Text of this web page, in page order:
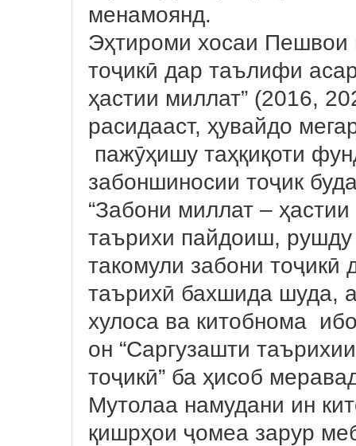
менамоянд.
Эҳтироми хосаи Пешвои
тоҷикӣ дар таълифи
ҳастии миллат” (2016,
расидааст, ҳувайдо
пажӯҳишу таҳқиқоти
забоншиносии тоҷик
“Забони миллат –
таърихи пайдоиш,
такомули забони тоҷикӣ
таърихӣ бахшида шуда,
хулоса ва китобнома
он “Саргузашти
тоҷикӣ” ба ҳисоб
Мутолаа намудани ин
қишрҳои ҷомеа зарур